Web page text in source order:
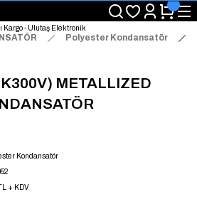
Siparişlerde Aynı Gün Kargo Avantajı!
ile Stoktan Hemen Teslim."
Satış Avantajını Kaçırmayın!"
Polyester Kondansatör
METALLIZED
Kondansatör
+ KDV